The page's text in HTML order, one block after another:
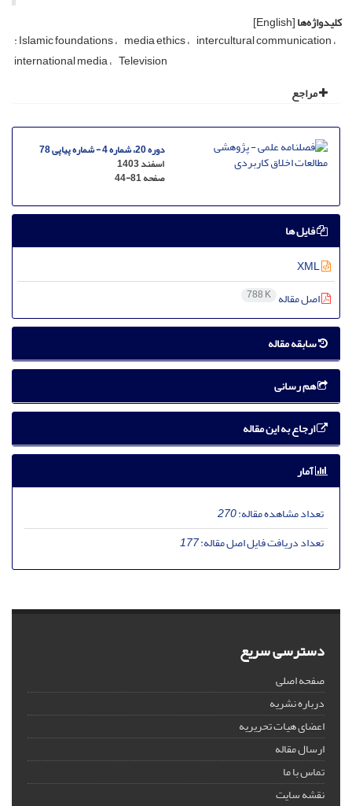
کلیدواژه‌ها[English]
: Islamic foundations media ethics intercultural communication
international media Television
مراجع
دوره 20، شماره 4 - شماره پیاپی 78
اسفند 1403
صفحه44-81
فایل ها
اصل مقاله 788 K
سابقه مقاله
هم رسانی
ارجاع به این مقاله
آمار
تعداد مشاهده مقاله:270
تعداد دریافت فایل اصل مقاله:177
دسترسی سریع
صفحه اصلی
درباره نشریه
اعضای هیات تحریریه
ارسال مقاله
تماس با ما
نقشه سایت